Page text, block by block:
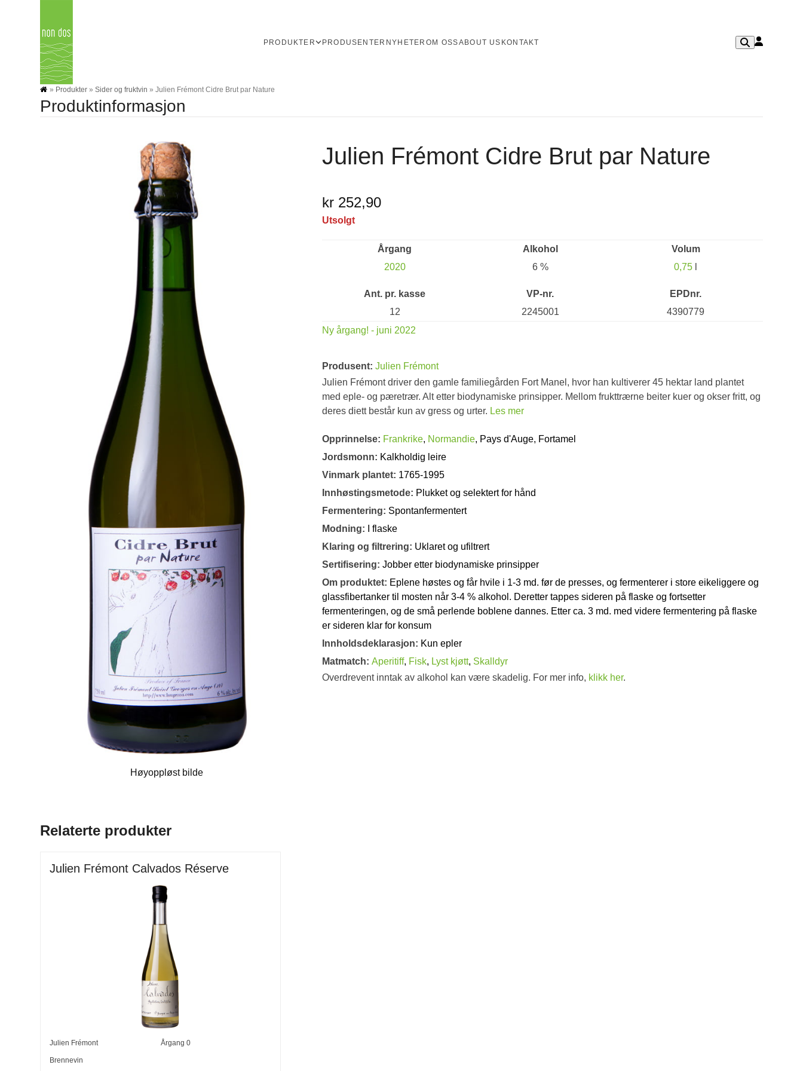
PRODUKTER PRODUSENTER NYHETER OM OSSABOUT US KONTAKT
» Produkter »Sider og fruktvin »Julien Frémont Cidre Brut par Nature
Produktinformasjon
Høyoppløst bilde
Julien Frémont Cidre Brut par Nature
kr 252,90
Utsolgt
Årgang
2020
Alkohol
6 %
Volum
0,75
Ant. pr. kasse
12
VP-nr.
2245001
EPDnr.
4390779
Ny årgang! - juni 2022
Produsent: Julien Frémont
Julien Frémont driver den gamle familiegården Fort Manel, hvor han kultiverer 45 hektar land plantet
med eple- og pæretrær. Alt etter biodynamiske prinsipper. Mellom frukttrærne beiter kuer og okser fritt, og
deres diett består kun av gress og urter. Les mer
Opprinnelse: Frankrike, Normandie, Pays d'Auge, Fortamel
Jordsmonn: Kalkholdig leire
Vinmark plantet: 1765-1995
Innhøstingsmetode: Plukket og selektert for hånd
Fermentering: Spontanfermentert
Modning:
I flaske
Klaring og filtrering: Uklaret og ufiltrert
Sertifisering: Jobber etter biodynamiske prinsipper
Om produktet: Eplene høstes og får hvile i 1-3 md. før de presses, og fermenterer i store eikeliggere og
glassfibertanker til mosten når 3-4 % alkohol. Deretter tappes sideren på flaske og fortsetter
fermenteringen, og de små perlende boblene dannes. Etter ca. 3 md. med videre fermentering på flaske
er sideren klar for konsum
Innholdsdeklarasjon: Kun epler
Matmatch: Aperitiff, Fisk, Lyst kjøtt, Skalldyr
Overdrevent inntak av alkohol kan være skadelig. For mer info, klikk her.
Relaterte produkter
Julien Frémont Calvados Réserve
Julien Frémont Årgang 0
Brennevin